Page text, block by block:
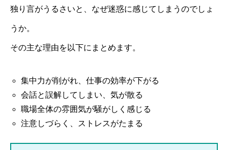
独り言がうるさいと、なぜ迷惑に感じてしまうのでしょ
うか。
その主な理由を以下にまとめます。
集中力が削がれ、仕事の効率が下がる
会話と誤解してしまい、気が散る
職場全体の雰囲気が騒がしく感じる
注意しづらく、ストレスがたまる